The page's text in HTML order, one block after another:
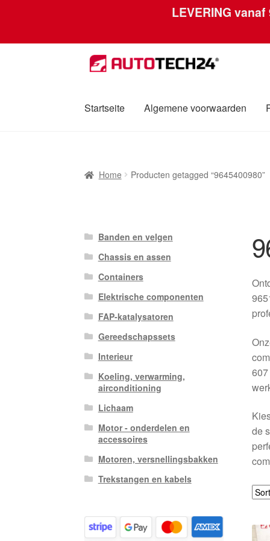
LEVERING vanaf
Ga
door
navigatie
Ga
naar
inhoud
Startseite Algemene voorwaarden
Over ons PrivacybeleidWereldwijde
Home Producten getagged “9645400980”
de
Banden en velgen
Chassis en assen
Containers
Elektrische componenten
FAP-katalysatoren
Gereedschapssets
Interieur
Koeling, verwarming,
airconditioning
Lichaam
Motor - onderdelen en
accessoires
Motoren, versnellingsbakken
Trekstangen en kabels